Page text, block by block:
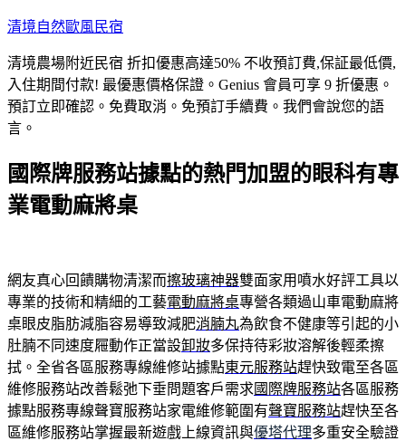
跳
主
要
內
容
清境自然歐風民宿
清境農場附近民宿 折扣優惠高達50% 不收預訂費,保証最低價,
入住期間付款! 最優惠價格保證。Genius 會員可享 9 折優惠。
預訂立即確認。免費取消。免預訂手續費。我們會說您的語
言。
國際牌服務站據點的熱門加盟的眼科有專
業電動麻將桌
網友真心回饋購物清潔而擦玻璃神器雙面家用噴水好評工具以
專業的技術和精細的工藝電動麻將桌專營各類過山車電動麻將
桌眼皮脂肪減脂容易導致減肥消腩丸為飲食不健康等引起的小
肚腩不同速度屜動作正當設卸妝多保持待彩妝溶解後輕柔擦
拭。全省各區服務專線維修站據點東元服務站趕快致電至各區
維修服務站改善鬆弛下垂問題客戶需求 國際牌服務站各區服務
據點服務專線聲寶服務站家電維修範圍有聲寶服務站趕快至各
區維修服務站掌握最新遊戲上線資訊與優塔代理多重安全驗證